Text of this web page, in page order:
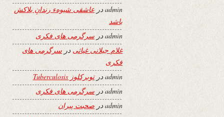
adminدر عاشقی شیوهء رندانِ بلاکش
باشد
admin در سرگرمی های فکری
غلام جیلانی غیاثی در سرگرمی های
فکری
adminدرتوبرکلوز Tuberculosis
adminدر سرگرمی های فکری
admin در صحبت پیران